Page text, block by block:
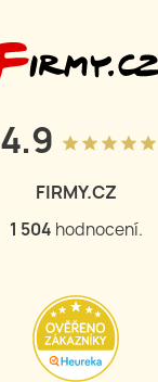
4.9 grade grade grade grade grade
FIRMY.CZ
1 504 hodnocení.